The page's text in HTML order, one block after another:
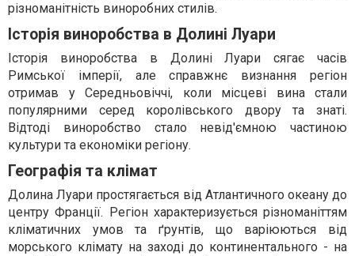
різноманітність виноробних стилів.
Історія виноробства в Долині Луари
Історія виноробства в Долині Луари сягає часів
Римської імперії, але справжнє визнання регіон
отримав у Середньовіччі, коли місцеві вина стали
популярними серед королівського двору та знаті.
Відтоді виноробство стало невід'ємною частиною
культури та економіки регіону.
Географія та клімат
Долина Луари простягається від Атлантичного океану до
центру Франції. Регіон характеризується різноманіттям
кліматичних умов та ґрунтів, що варіюються від
морського клімату на заході до континентального - на